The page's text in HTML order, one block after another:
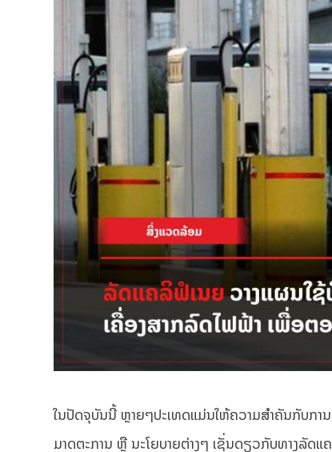
ໃນປັດຈຸບັນນີ້ ຫຼາຍໆປະເທດແມ່ນໃຫ້ຄວາມສຳຄັນກັບກ
ມາດຕະການ ຫຼື ນະໂຍບາຍຕ່າງໆ ເຊັ່ນດຽວກັບທາງລັດແ